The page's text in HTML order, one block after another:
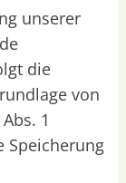
unserer
die
von
1
Speicherung